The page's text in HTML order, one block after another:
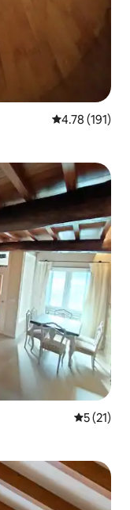
평점 4.78점(5
4.78 (191)
평점 5점
5 (21)